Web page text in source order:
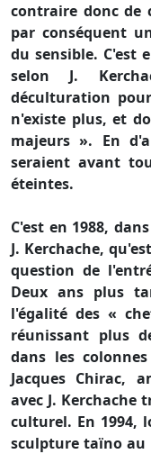
contraire donc de
par conséquent
du sensible. C'est
selon J.
déculturation
n'existe plus, et
majeurs ». En
seraient avant
éteintes.
C'est en 1988,
J. Kerchache,
question de
Deux ans plus
l'égalité des «
réunissant plus
dans les
Jacques Chirac,
avec J. Kerchache
culturel. En 1994,
sculpture taïno au